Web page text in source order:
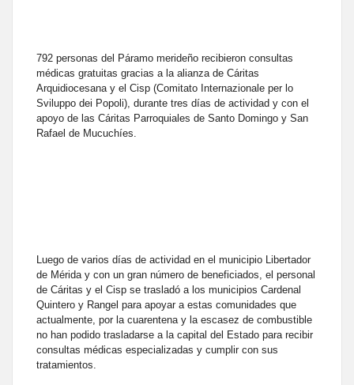
792 personas del Páramo merideño recibieron consultas
médicas gratuitas gracias a la alianza de Cáritas
Arquidiocesana y el Cisp (Comitato Internazionale per lo
Sviluppo dei Popoli), durante tres días de actividad y con el
apoyo de las Cáritas Parroquiales de Santo Domingo y San
Rafael de Mucuchíes.
Luego de varios días de actividad en el municipio Libertador
de Mérida y con un gran número de beneficiados, el personal
de Cáritas y el Cisp se trasladó a los municipios Cardenal
Quintero y Rangel para apoyar a estas comunidades que
actualmente, por la cuarentena y la escasez de combustible
no han podido trasladarse a la capital del Estado para recibir
consultas médicas especializadas y cumplir con sus
tratamientos.